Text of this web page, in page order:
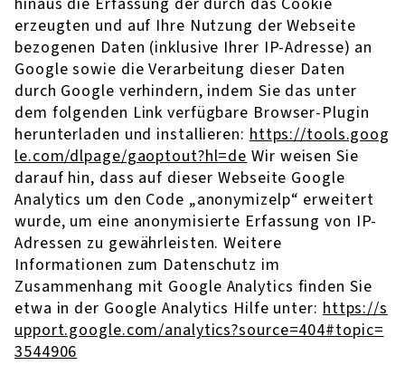
erzeugten und auf Ihre Nutzung der Webseite
bezogenen Daten (inklusive Ihrer IP-Adresse) an
Google sowie die Verarbeitung dieser Daten
durch Google verhindern, indem Sie das unter
dem folgenden Link verfügbare Browser-Plugin
herunterladen und installieren:https://tools.goog
le.com/dlpage/gaoptout?hl=deWir weisen Sie
darauf hin, dass auf dieser Webseite Google
Analytics um den Code „anonymizelp“ erweitert
wurde, um eine anonymisierte Erfassung von IP-
Adressen zu gewährleisten. Weitere
Informationen zum Datenschutz im
Zusammenhang mit Google Analytics finden Sie
etwa in der Google Analytics Hilfe unter:https://s
upport.google.com/analytics?source=404#topic=
3544906